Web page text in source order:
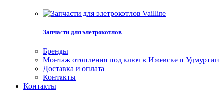
Запчасти для элетрокотлов
Бренды
Монтаж отопления под ключ в Ижевске и Удмуртии
Доставка и оплата
Контакты
Контакты